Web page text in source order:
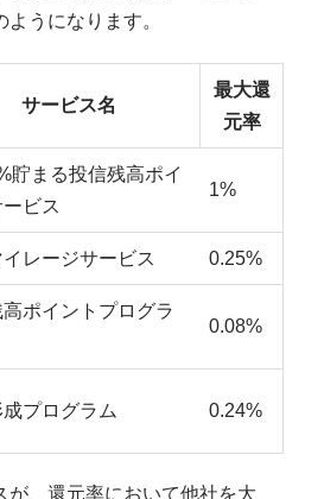
うになります。
サービス名
最大還
元率
貯まる投信残高ポイ
ビス
1%
レージサービス 0.25%
ポイントプログラ
0.08%
プログラム 0.24%
が、還元率において他社を大